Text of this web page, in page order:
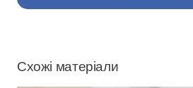
Схожі матеріали